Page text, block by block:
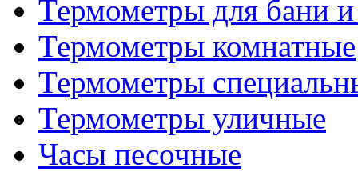
Термометры для бани
Термометры комнатные
Термометры
Термометры уличные
Часы песочные